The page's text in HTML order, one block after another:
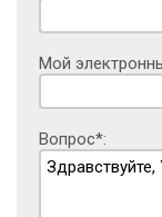
Мой
Вопрос*: